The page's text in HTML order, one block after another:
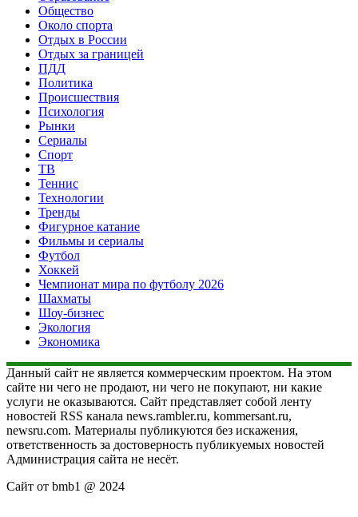
Общество
Около спорта
Отдых в России
Отдых за границей
ПДД
Политика
Происшествия
Психология
Рынки
Сериалы
Спорт
ТВ
Теннис
Технологии
Тренды
Фигурное катание
Фильмы и сериалы
Футбол
Хоккей
Чемпионат мира по футболу 2026
Шахматы
Шоу-бизнес
Экология
Экономика
Данный сайт не является коммерческим проектом. На этом
сайте ни чего не продают, ни чего не покупают, ни какие
услуги не оказываются. Сайт представляет собой ленту
новостей RSS канала news.rambler.ru, kommersant.ru,
newsru.com. Материалы публикуются без искажения,
ответственность за достоверность публикуемых новостей
Администрация сайта не несёт.
Сайт от bmb1 @ 2024